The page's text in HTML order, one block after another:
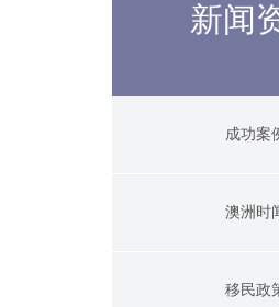
新闻
成功案
澳洲时
移民政